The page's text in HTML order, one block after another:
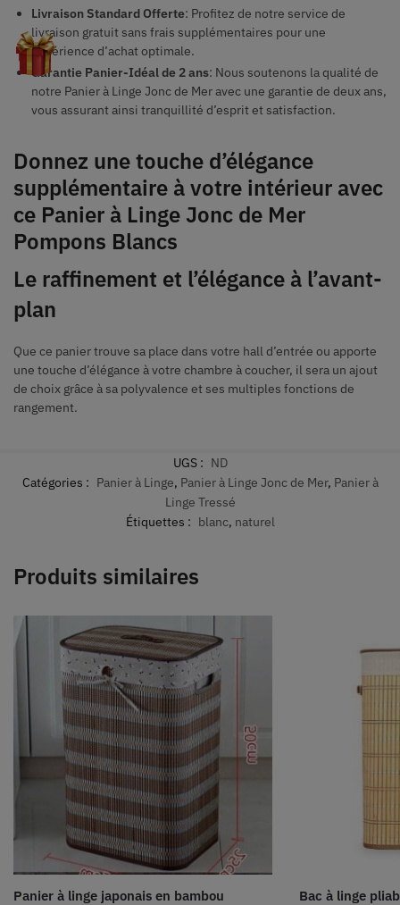
Livraison Standard Offerte: Profitez de notre service de
livraison gratuit sans frais supplémentaires pour une
expérience d’achat optimale.
Garantie Panier-Idéal de 2 ans: Nous soutenons la qualité de
notre Panier à Linge Jonc de Mer avec une garantie de deux ans,
vous assurant ainsi tranquillité d’esprit et satisfaction.
Donnez une touche d’élégance
supplémentaire à votre intérieur avec
ce Panier à Linge Jonc de Mer
Pompons Blancs
Le raffinement et l’élégance à l’avant-
plan
Que ce panier trouve sa place dans votre hall d’entrée ou apporte
une touche d’élégance à votre chambre à coucher, il sera un ajout
de choix grâce à sa polyvalence et ses multiples fonctions de
rangement.
UGS : ND
Catégories : Panier à Linge, Panier à Linge Jonc de Mer, Panier à
Linge Tressé
Étiquettes : blanc, naturel
Produits similaires
Panier à linge japonais en bambou Bac à linge